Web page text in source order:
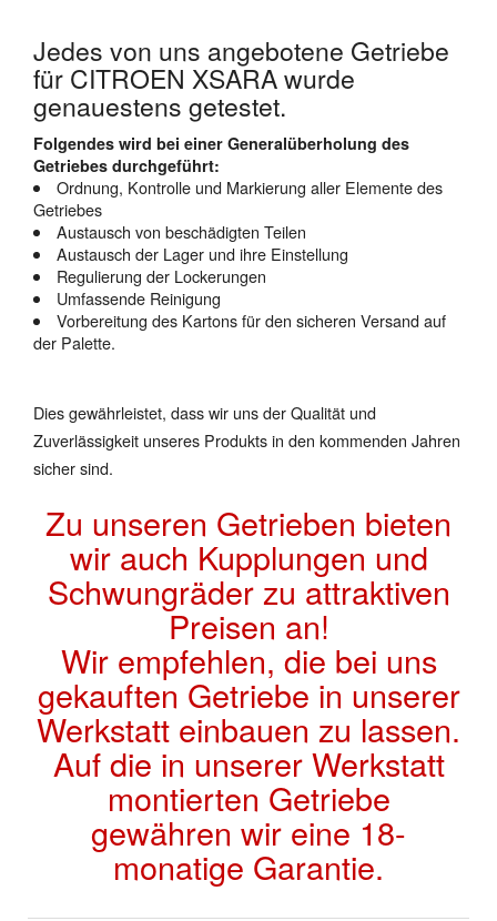
Jedes von uns angebotene Getriebe
für CITROEN XSARA wurde
genauestens getestet.
Folgendes wird bei einer Generalüberholung des
Getriebes durchgeführt:
Ordnung, Kontrolle und Markierung aller Elemente des
Getriebes
Austausch von beschädigten Teilen
Austausch der Lager und ihre Einstellung
Regulierung der Lockerungen
Umfassende Reinigung
Vorbereitung des Kartons für den sicheren Versand auf
der Palette.
Dies gewährleistet, dass wir uns der Qualität und
Zuverlässigkeit unseres Produkts in den kommenden Jahren
sicher sind.
Zu unseren Getrieben bieten
wir auch Kupplungen und
Schwungräder zu attraktiven
Preisen an!
Wir empfehlen, die bei uns
gekauften Getriebe in unserer
Werkstatt einbauen zu lassen.
Auf die in unserer Werkstatt
montierten Getriebe
gewähren wir eine 18-
monatige Garantie.